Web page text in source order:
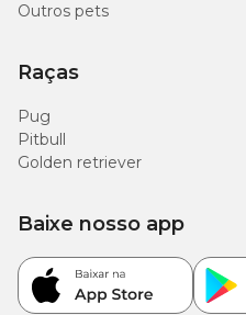
Outros pets
Raças
Pug
Pitbull
Golden retriever
Baixe nosso app